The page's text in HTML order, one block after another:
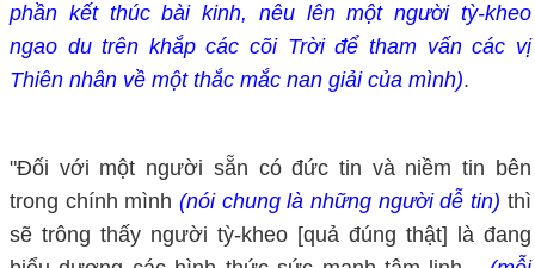
phần kết thúc bài kinh, nêu lên một người tỳ-kheo
ngao du trên khắp các cõi Trời để tham vấn các vị
Thiên nhân về một thắc mắc nan giải của mình).
"Đối với một người sẵn có đức tin và niềm tin bên
trong chính mình(nói chung là những người dễ tin) thì
sẽ trông thấy người tỳ-kheo [quả đúng thật] là đang